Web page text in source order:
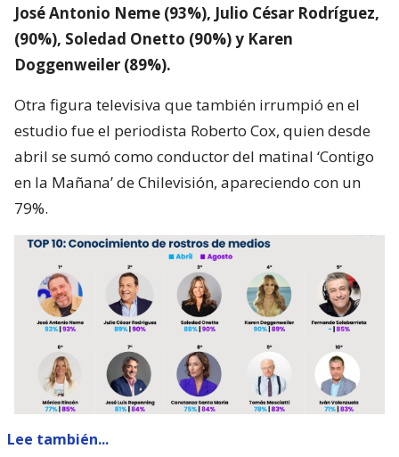
José Antonio Neme (93%), Julio César Rodríguez,
(90%), Soledad Onetto (90%) y Karen
Doggenweiler (89%).
Otra figura televisiva que también irrumpió en el
estudio fue el periodista Roberto Cox, quien desde
abril se sumó como conductor del matinal ‘Contigo
en la Mañana’ de Chilevisión, apareciendo con un
79%.
Lee también...